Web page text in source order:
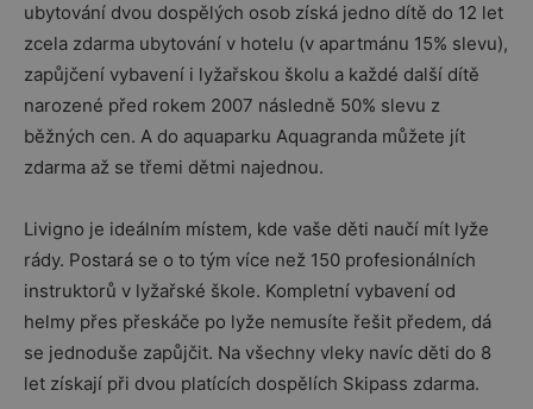
ubytování dvou dospělých osob získá jedno dítě do 12 let
zcela zdarma ubytování v hotelu (v apartmánu 15% slevu),
zapůjčení vybavení i lyžařskou školu a každé další dítě
narozené před rokem 2007 následně 50% slevu z
běžných cen. A do aquaparku Aquagranda můžete jít
zdarma až se třemi dětmi najednou.
Livigno je ideálním místem, kde vaše děti naučí mít lyže
rády. Postará se o to tým více než 150 profesionálních
instruktorů v lyžařské škole. Kompletní vybavení od
helmy přes přeskáče po lyže nemusíte řešit předem, dá
se jednoduše zapůjčit. Na všechny vleky navíc děti do 8
let získají při dvou platících dospělích Skipass zdarma.